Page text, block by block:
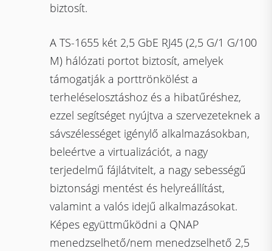
biztosít.
A TS-1655 két 2,5 GbE RJ45 (2,5 G/1 G/100
M) hálózati portot biztosít, amelyek
támogatják a porttrönkölést a
terheléselosztáshoz és a hibatűréshez,
ezzel segítséget nyújtva a szervezeteknek a
sávszélességet igénylő alkalmazásokban,
beleértve a virtualizációt, a nagy
terjedelmű fájlátvitelt, a nagy sebességű
biztonsági mentést és helyreállítást,
valamint a valós idejű alkalmazásokat.
Képes együttműködni a QNAP
menedzselhető/nem menedzselhető 2,5